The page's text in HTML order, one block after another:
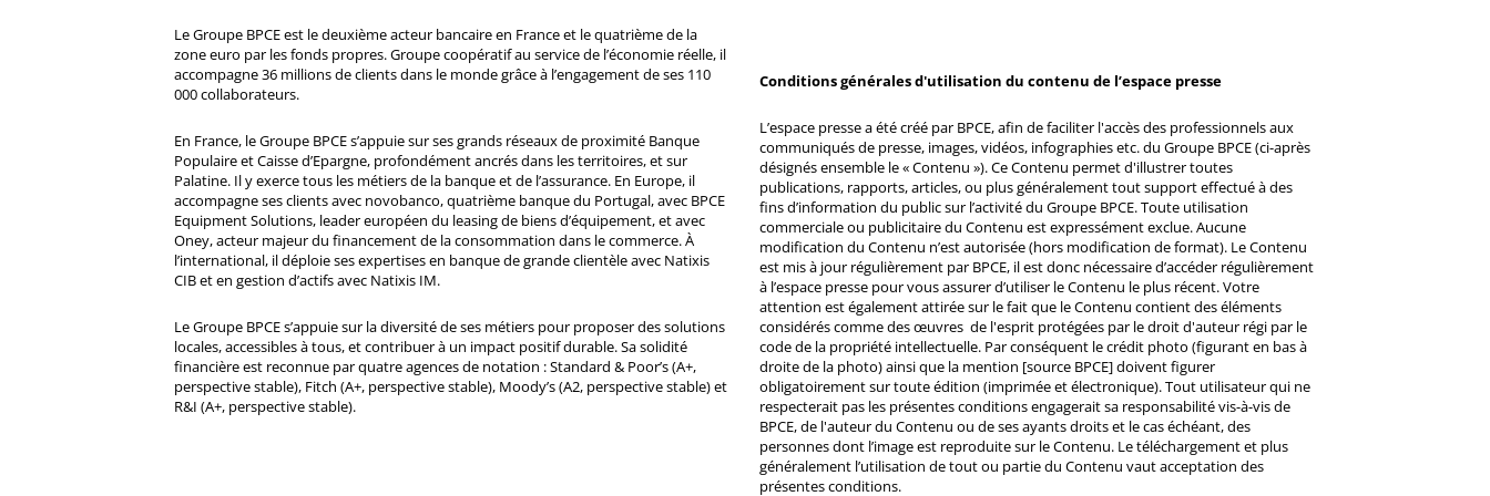
Le Groupe BPCE est le deuxième acteur bancaire en France et le quatrième de la
zone euro par les fonds propres. Groupe coopératif au service de l’économie réelle, il
accompagne 36 millions de clients dans le monde grâce à l’engagement de ses 110
000 collaborateurs.
En France, le Groupe BPCE s’appuie sur ses grands réseaux de proximité Banque
Populaire et Caisse d’Epargne, profondément ancrés dans les territoires, et sur
Palatine. Il y exerce tous les métiers de la banque et de l’assurance. En Europe, il
accompagne ses clients avec novobanco, quatrième banque du Portugal, avec BPCE
Equipment Solutions, leader européen du leasing de biens d’équipement, et avec
Oney, acteur majeur du financement de la consommation dans le commerce. À
l’international, il déploie ses expertises en banque de grande clientèle avec Natixis
CIB et en gestion d’actifs avec Natixis IM.
Le Groupe BPCE s’appuie sur la diversité de ses métiers pour proposer des solutions
locales, accessibles à tous, et contribuer à un impact positif durable. Sa solidité
financière est reconnue par quatre agences de notation : Standard & Poor’s (A+,
perspective stable), Fitch (A+, perspective stable), Moody’s (A2, perspective stable) et
R&I (A+, perspective stable).
Conditions générales d'utilisation du contenu de l’espace presse
L’espace presse a été créé par BPCE, afin de faciliter l'accès des professionnels aux
communiqués de presse, images, vidéos, infographies etc. du Groupe BPCE (ci-après
désignés ensemble le « Contenu »). Ce Contenu permet d'illustrer toutes
publications, rapports, articles, ou plus généralement tout support effectué à des
fins d’information du public sur l’activité du Groupe BPCE. Toute utilisation
commerciale ou publicitaire du Contenu est expressément exclue. Aucune
modification du Contenu n’est autorisée (hors modification de format). Le Contenu
est mis à jour régulièrement par BPCE, il est donc nécessaire d’accéder régulièrement
à l’espace presse pour vous assurer d’utiliser le Contenu le plus récent. Votre
attention est également attirée sur le fait que le Contenu contient des éléments
considérés comme des œuvres de l'esprit protégées par le droit d'auteur régi par le
code de la propriété intellectuelle. Par conséquent le crédit photo (figurant en bas à
droite de la photo) ainsi que la mention [source BPCE] doivent figurer
obligatoirement sur toute édition (imprimée et électronique). Tout utilisateur qui ne
respecterait pas les présentes conditions engagerait sa responsabilité vis-à-vis de
BPCE, de l'auteur du Contenu ou de ses ayants droits et le cas échéant, des
personnes dont l’image est reproduite sur le Contenu. Le téléchargement et plus
généralement l’utilisation de tout ou partie du Contenu vaut acceptation des
présentes conditions.